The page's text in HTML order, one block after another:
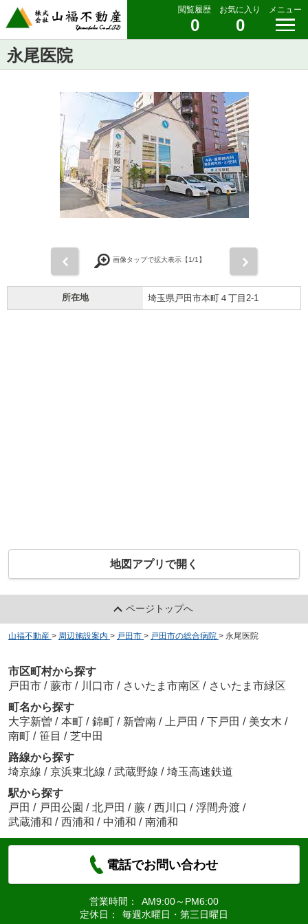
閲覧履歴
0
お気に入り
0
メニュー
永尾医院
画像タップで拡大表示【1/1】
所在地 埼玉県戸田市本町４丁目2-1
地図アプリで開く
ページトップへ
山福不動産 > 周辺施設案内 > 戸田市 > 戸田市の総合病院 > 永尾医院
市区町村から探す
戸田市 / 蕨市 / 川口市 / さいたま市南区 / さいたま市緑区
町名から探す
大字新曽 / 本町 / 錦町 / 新曽南 / 上戸田 / 下戸田 / 美女木 /
南町 / 笹目 / 芝中田
路線から探す
埼京線 / 京浜東北線 / 武蔵野線 / 埼玉高速鉄道
駅から探す
戸田 / 戸田公園 / 北戸田 / 蕨 / 西川口 / 浮間舟渡 /
武蔵浦和 / 西浦和 / 中浦和 / 南浦和
電話でお問い合わせ
営業時間：
AM9:00～PM6:00
定休日：
毎週水曜日・第三日曜日